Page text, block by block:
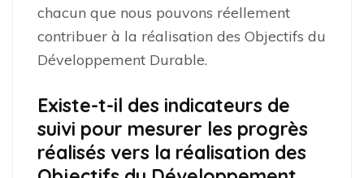
chacun que nous pouvons réellement
contribuer à la réalisation des Objectifs du
Développement Durable.
Existe-t-il des indicateurs de
suivi pour mesurer les progrès
réalisés vers la réalisation des